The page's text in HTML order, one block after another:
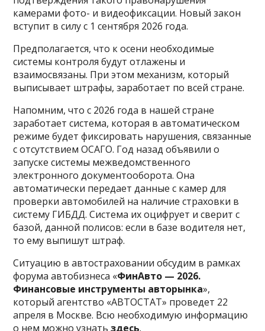
камерами фото- и видеофиксации. Новый закон
вступит в силу с 1 сентября 2026 года.
Предполагается, что к осени необходимые
системы контроля будут отлажены и
взаимосвязаны. При этом механизм, который
выписывает штрафы, заработает по всей стране.
Напомним, что с 2026 года в нашей стране
заработает система, которая в автоматическом
режиме будет фиксировать нарушения, связанные
с отсутствием ОСАГО. Год назад объявили о
запуске системы межведомственного
электронного документооборота. Она
автоматически передает данные с камер для
проверки автомобилей на наличие страховки в
систему ГИБДД. Система их оцифрует и сверит с
базой, данной полисов: если в базе водителя нет,
то ему выпишут штраф.
Ситуацию в автостраховании обсудим в рамках
форума автобизнеса «ФинАвто — 2026.
Финансовые инструменты авторынка»,
который агентство «АВТОСТАТ» проведет 22
апреля в Москве. Всю необходимую информацию
о нем можно узнатьздесь.